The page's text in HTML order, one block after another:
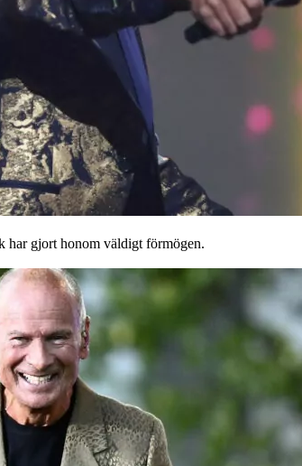
har gjort honom väldigt förmögen.